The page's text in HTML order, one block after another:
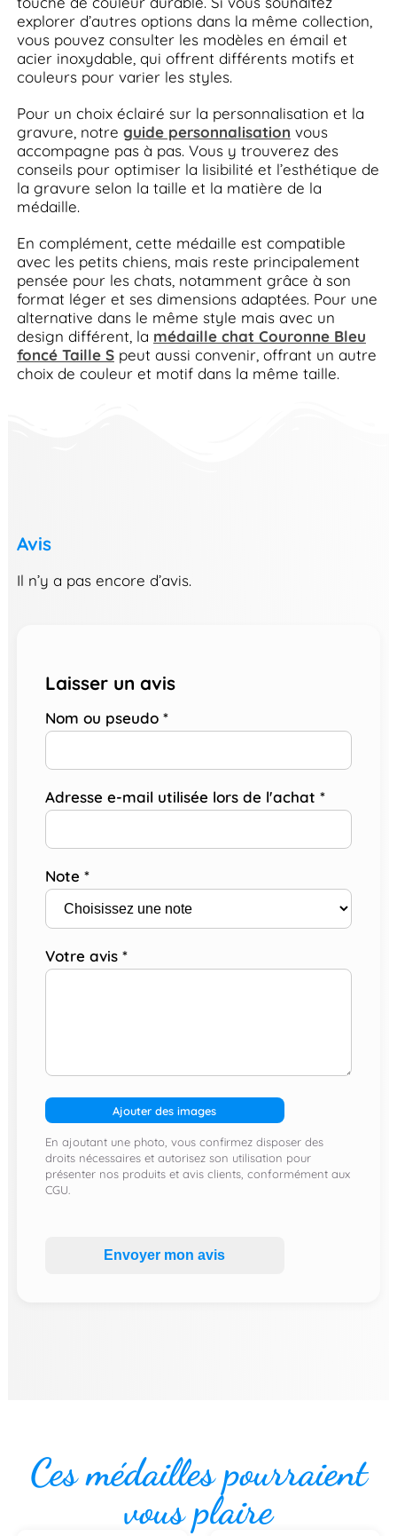
explorer d’autres options dans la même collection,
vous pouvez consulter les modèles en émail et
acier inoxydable, qui offrent différents motifs et
couleurs pour varier les styles.
Pour un choix éclairé sur la personnalisation et la
gravure, notre guide personnalisation vous
accompagne pas à pas. Vous y trouverez des
conseils pour optimiser la lisibilité et l’esthétique de
la gravure selon la taille et la matière de la
médaille.
En complément, cette médaille est compatible
avec les petits chiens, mais reste principalement
pensée pour les chats, notamment grâce à son
format léger et ses dimensions adaptées. Pour une
alternative dans le même style mais avec un
design différent, la médaille chat Couronne Bleu
foncé Taille Speut aussi convenir, offrant un autre
choix de couleur et motif dans la même taille.
Avis
Il n’y a pas encore d’avis.
Laisser un avis
Nom ou pseudo *
Adresse e-mail utilisée lors de l'achat *
Note *
Votre avis *
Ajouter des images
En ajoutant une photo, vous confirmez disposer des
droits nécessaires et autorisez son utilisation pour
présenter nos produits et avis clients, conformément aux
CGU.
Envoyer mon avis
Ces médailles pourraient
vous plaire